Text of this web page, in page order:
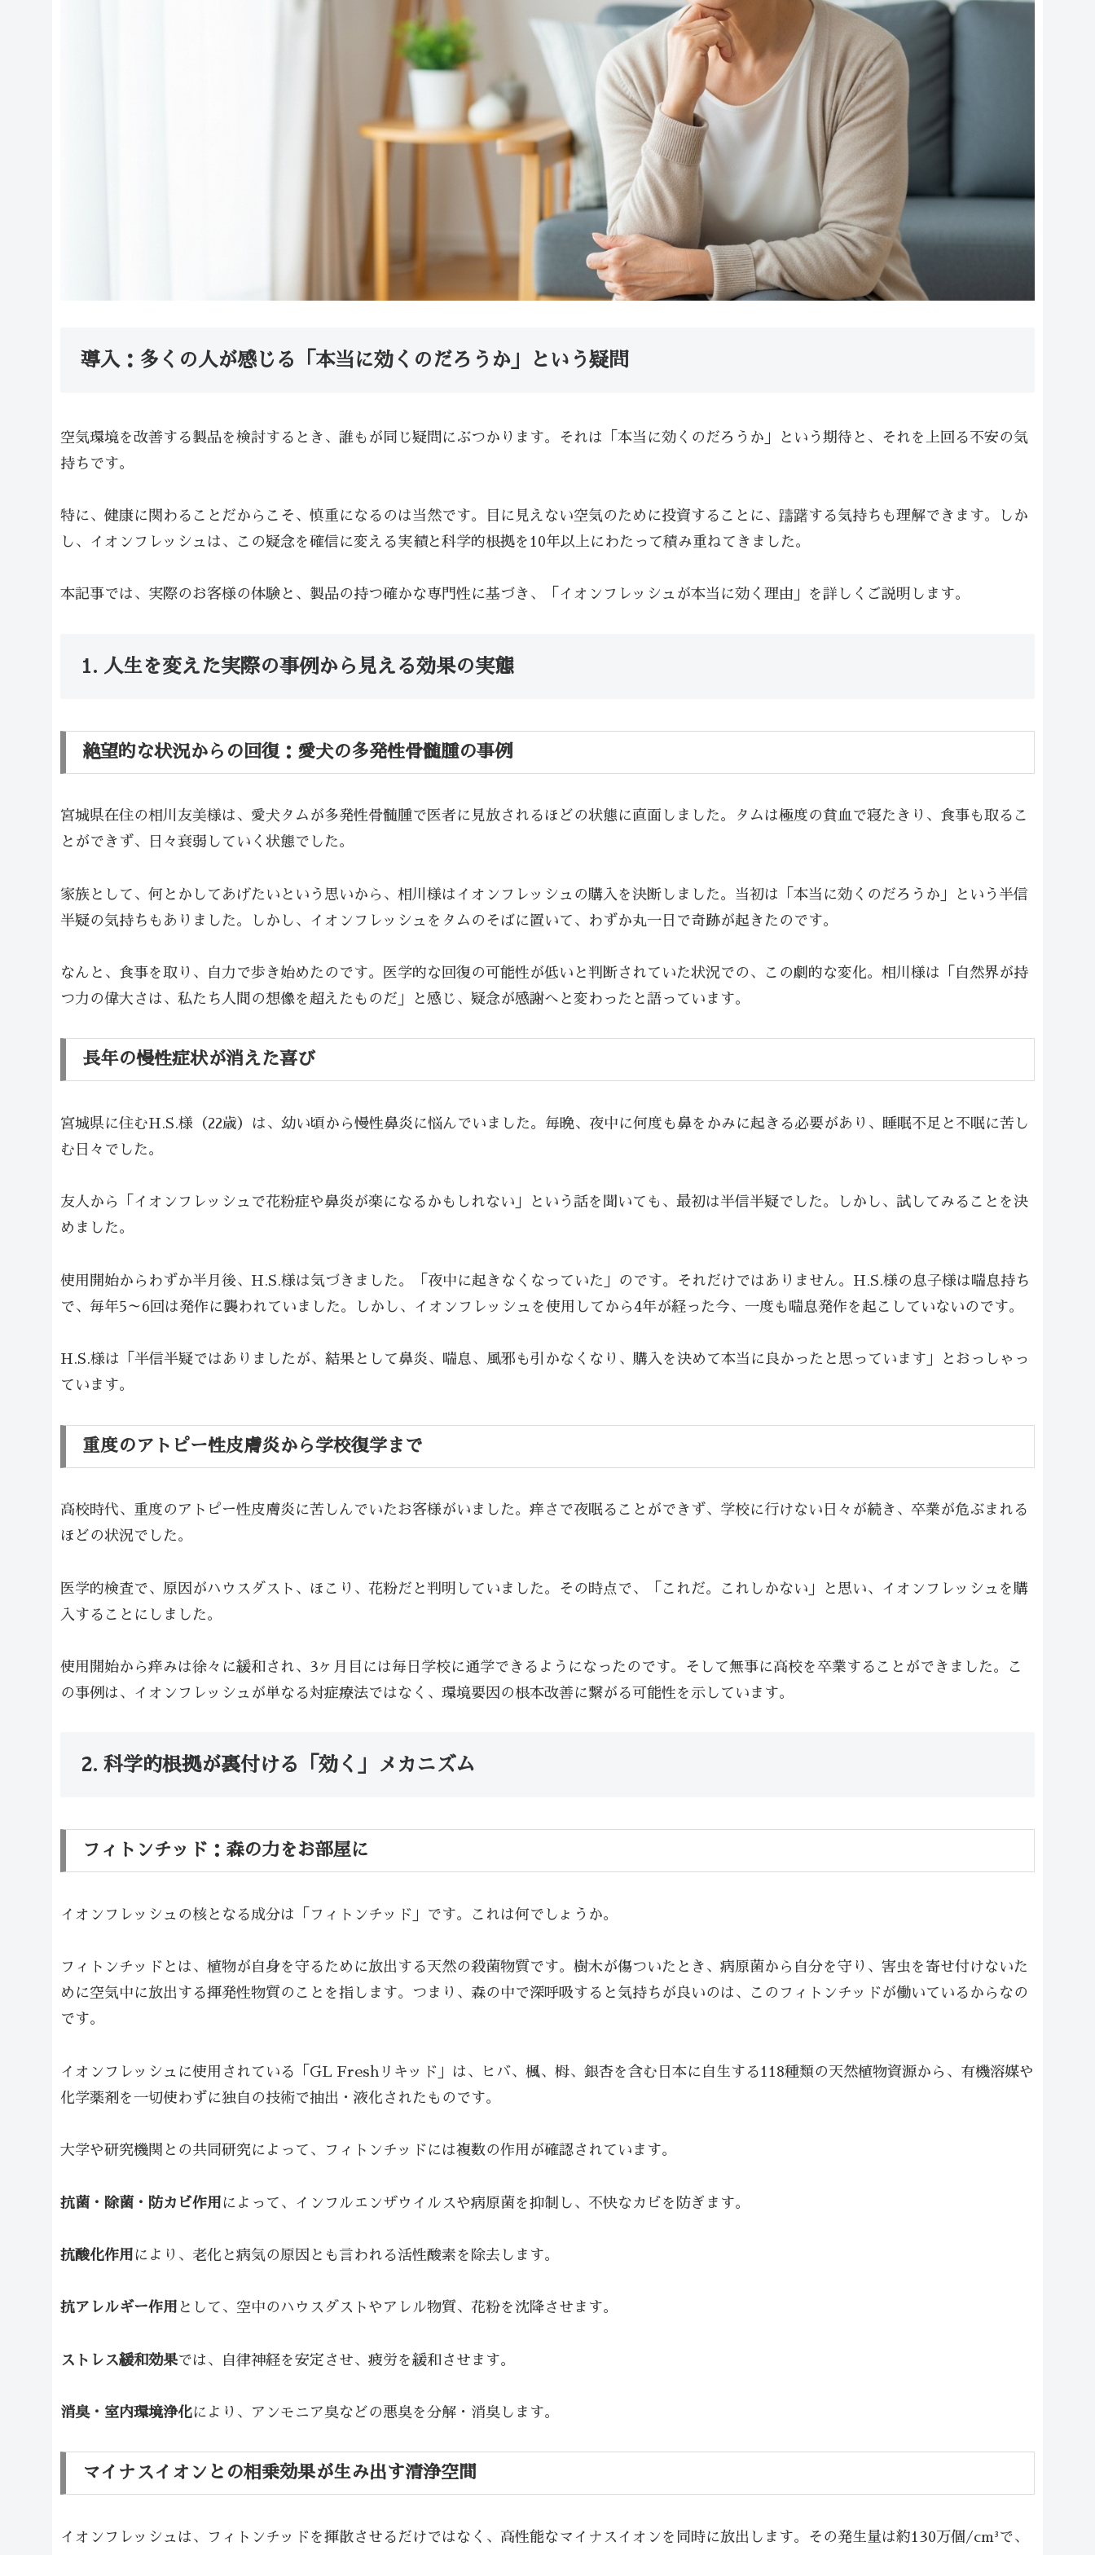
導入：多くの人が感じる「本当に効くのだろうか」という疑問
空気環境を改善する製品を検討するとき、誰もが同じ疑問にぶつかります。それは「本当に効くのだろうか」という期待と、それを上回る不安の気
持ちです。
特に、健康に関わることだからこそ、慎重になるのは当然です。目に見えない空気のために投資することに、躊躇する気持ちも理解できます。しか
し、イオンフレッシュは、この疑念を確信に変える実績と科学的根拠を10年以上にわたって積み重ねてきました。
本記事では、実際のお客様の体験と、製品の持つ確かな専門性に基づき、「イオンフレッシュが本当に効く理由」を詳しくご説明します。
1. 人生を変えた実際の事例から見える効果の実態
絶望的な状況からの回復：愛犬の多発性骨髄腫の事例
宮城県在住の相川友美様は、愛犬タムが多発性骨髄腫で医者に見放されるほどの状態に直面しました。タムは極度の貧血で寝たきり、食事も取るこ
とができず、日々衰弱していく状態でした。
家族として、何とかしてあげたいという思いから、相川様はイオンフレッシュの購入を決断しました。当初は「本当に効くのだろうか」という半信
半疑の気持ちもありました。しかし、イオンフレッシュをタムのそばに置いて、わずか丸一日で奇跡が起きたのです。
なんと、食事を取り、自力で歩き始めたのです。医学的な回復の可能性が低いと判断されていた状況での、この劇的な変化。相川様は「自然界が持
つ力の偉大さは、私たち人間の想像を超えたものだ」と感じ、疑念が感謝へと変わったと語っています。
長年の慢性症状が消えた喜び
宮城県に住むH.S.様（22歳）は、幼い頃から慢性鼻炎に悩んでいました。毎晩、夜中に何度も鼻をかみに起きる必要があり、睡眠不足と不眠に苦し
む日々でした。
友人から「イオンフレッシュで花粉症や鼻炎が楽になるかもしれない」という話を聞いても、最初は半信半疑でした。しかし、試してみることを決
めました。
使用開始からわずか半月後、H.S.様は気づきました。「夜中に起きなくなっていた」のです。それだけではありません。H.S.様の息子様は喘息持ち
で、毎年5～6回は発作に襲われていました。しかし、イオンフレッシュを使用してから4年が経った今、一度も喘息発作を起こしていないのです。
H.S.様は「半信半疑ではありましたが、結果として鼻炎、喘息、風邪も引かなくなり、購入を決めて本当に良かったと思っています」とおっしゃっ
ています。
重度のアトピー性皮膚炎から学校復学まで
高校時代、重度のアトピー性皮膚炎に苦しんでいたお客様がいました。痒さで夜眠ることができず、学校に行けない日々が続き、卒業が危ぶまれる
ほどの状況でした。
医学的検査で、原因がハウスダスト、ほこり、花粉だと判明していました。その時点で、「これだ。これしかない」と思い、イオンフレッシュを購
入することにしました。
使用開始から痒みは徐々に緩和され、3ヶ月目には毎日学校に通学できるようになったのです。そして無事に高校を卒業することができました。こ
の事例は、イオンフレッシュが単なる対症療法ではなく、環境要因の根本改善に繋がる可能性を示しています。
2. 科学的根拠が裏付ける「効く」メカニズム
フィトンチッド：森の力をお部屋に
イオンフレッシュの核となる成分は「フィトンチッド」です。これは何でしょうか。
フィトンチッドとは、植物が自身を守るために放出する天然の殺菌物質です。樹木が傷ついたとき、病原菌から自分を守り、害虫を寄せ付けないた
めに空気中に放出する揮発性物質のことを指します。つまり、森の中で深呼吸すると気持ちが良いのは、このフィトンチッドが働いているからなの
です。
イオンフレッシュに使用されている「GL Freshリキッド」は、ヒバ、楓、栂、銀杏を含む日本に自生する118種類の天然植物資源から、有機溶媒や
化学薬剤を一切使わずに独自の技術で抽出・液化されたものです。
大学や研究機関との共同研究によって、フィトンチッドには複数の作用が確認されています。
抗菌・除菌・防カビ作用 によって、インフルエンザウイルスや病原菌を抑制し、不快なカビを防ぎます。
抗酸化作用 により、老化と病気の原因とも言われる活性酸素を除去します。
抗アレルギー作用 として、空中のハウスダストやアレル物質、花粉を沈降させます。
ストレス緩和効果では、自律神経を安定させ、疲労を緩和させます。
消臭・室内環境浄化により、アンモニア臭などの悪臭を分解・消臭します。
マイナスイオンとの相乗効果が生み出す清浄空間
イオンフレッシュは、フィトンチッドを揮散させるだけではなく、高性能なマイナスイオンを同時に放出します。その発生量は約130万個/cm³で、